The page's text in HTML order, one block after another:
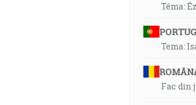
Téma:
Tema:
Fac din